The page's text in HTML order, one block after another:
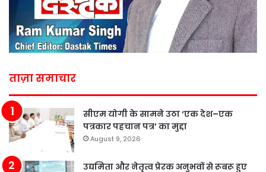
ताज़ा समाचार
सीएम योगी के सामने उठा ‘एक देश–एक
पत्रकार पहचान पत्र’ का मुद्दा
August 9, 2026
उद्यमिता और नेतृत्व प्रेरक अनुभवों से रूबरू हुए